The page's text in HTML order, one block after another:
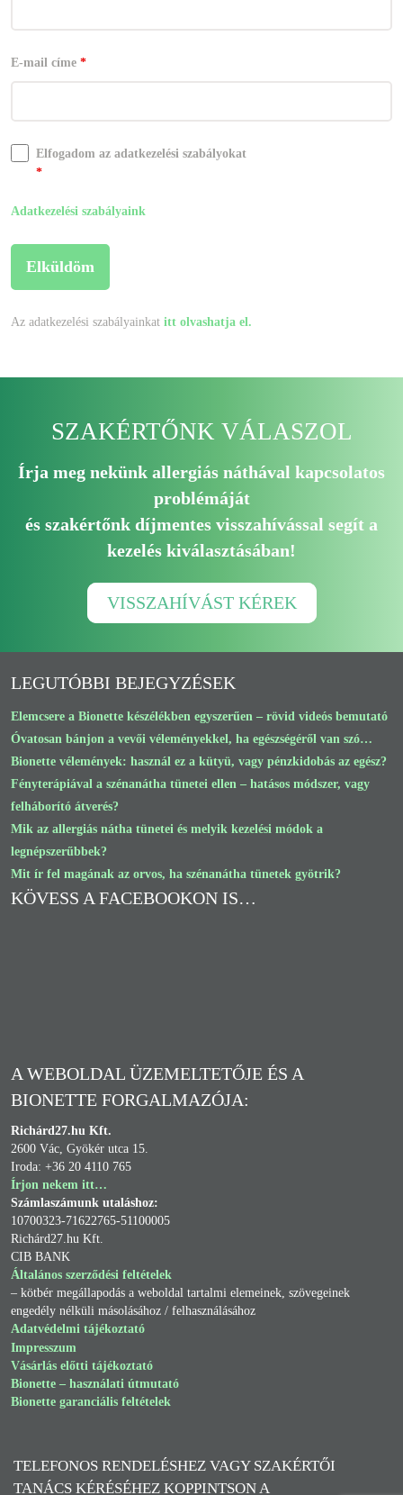
E-mail címe *
Elfogadom az adatkezelési szabályokat
*
Adatkezelési szabályaink
Az adatkezelési szabályainkat itt olvashatja el.
TELEFONOS RENDELÉSHEZ VAGY SZAKÉRTŐI
TANÁCS KÉRÉSÉHEZ KOPPINTSON A
SZAKÉRTŐNK VÁLASZOL
Írja meg nekünk allergiás náthával kapcsolatos
problémáját
és szakértőnk díjmentes visszahívással segít a
kezelés kiválasztásában!
VISSZAHÍVÁST KÉREK
LEGUTÓBBI BEJEGYZÉSEK
Elemcsere a Bionette készélékben egyszerűen – rövid videós bemutató
Óvatosan bánjon a vevői véleményekkel, ha egészségéről van szó…
Bionette vélemények: használ ez a kütyü, vagy pénzkidobás az egész?
Fényterápiával a szénanátha tünetei ellen – hatásos módszer, vagy
felháborító átverés?
Mik az allergiás nátha tünetei és melyik kezelési módok a
legnépszerűbbek?
Mit ír fel magának az orvos, ha szénanátha tünetek gyötrik?
KÖVESS A FACEBOOKON IS…
A WEBOLDAL ÜZEMELTETŐJE ÉS A
BIONETTE FORGALMAZÓJA:
Richárd27.hu Kft.
2600 Vác, Gyökér utca 15.
Iroda: +36 20 4110 765
Írjon nekem itt…
Számlaszámunk utaláshoz:
10700323-71622765-51100005
Richárd27.hu Kft.
CIB BANK
Általános szerződési feltételek
– kötbér megállapodás a weboldal tartalmi elemeinek, szövegeinek
engedély nélküli másolásához / felhasználásához
Adatvédelmi tájékoztató
Impresszum
Vásárlás előtti tájékoztató
Bionette – használati útmutató
Bionette garanciális feltételek
SZÉNANÁTHA ELLEN